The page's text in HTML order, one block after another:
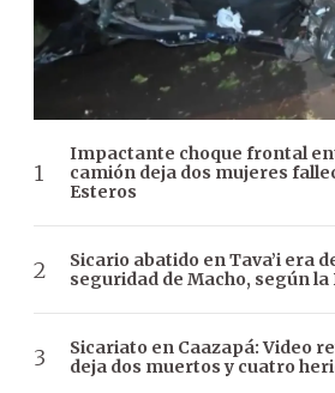
Impactante choque frontal
camión deja dos mujeres
Esteros
Sicario abatido en Tava’i era
seguridad de Macho, según la
Sicariato en Caazapá: Video
deja dos muertos y cuatro